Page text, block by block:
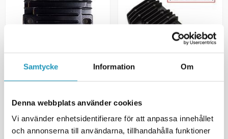
Samtycke Information Om
Denna webbplats använder cookies
Vi använder enhetsidentifierare för att anpassa innehållet
och annonserna till användarna, tillhandahålla funktioner
CF MOTO
2 250 kr (inkl. mva)
2 PÅ LAGER
BRONCO
Voltregulatorer Can-Am
1 425 kr (inkl. mva)
BESTILLINGSVARE